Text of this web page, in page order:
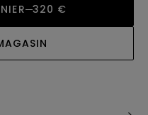
320 €